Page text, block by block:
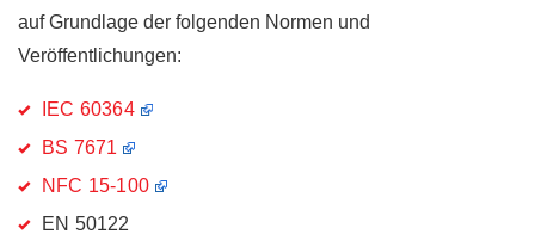
auf Grundlage der folgenden Normen und
Veröffentlichungen:
IEC 60364
BS 7671
NFC 15-100
EN 50122